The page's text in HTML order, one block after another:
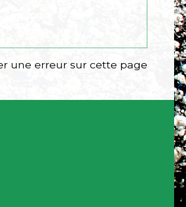
une erreur sur cette page